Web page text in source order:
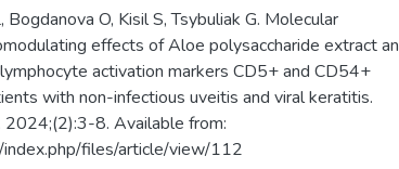
Bogdanova O, Kisil S, Tsybuliak G. Molecular
effects of Aloe polysaccharide extract
activation markers СD5+ and СD54+
with non-infectious uveitis and viral keratitis.
2024;(2):3-8. Available from:
index.php/files/article/view/112